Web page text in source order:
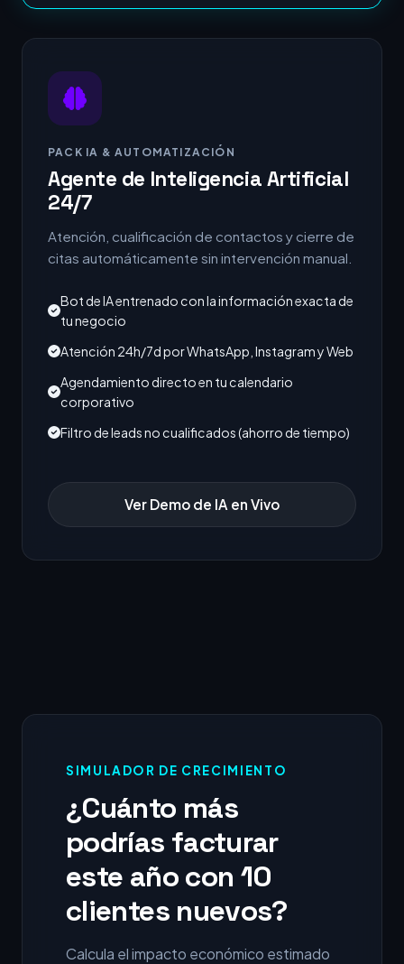
PACK IA & AUTOMATIZACIÓN
Agente de Inteligencia Artificial
24/7
Atención, cualificación de contactos y cierre de
citas automáticamente sin intervención manual.
Bot de IA entrenado con la información exacta de
tu negocio
Atención 24h/7d por WhatsApp, Instagram y Web
Agendamiento directo en tu calendario
corporativo
Filtro de leads no cualificados (ahorro de tiempo)
Ver Demo de IA en Vivo
SIMULADOR DE CRECIMIENTO
¿Cuánto más
podrías facturar
este año con 10
clientes nuevos?
Calcula el impacto económico estimado